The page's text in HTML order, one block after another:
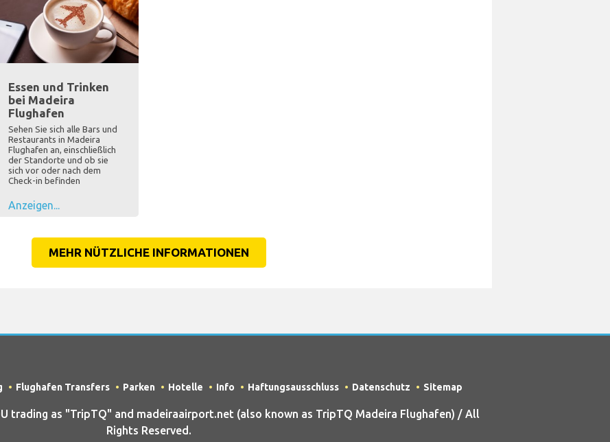
Essen und Trinken
bei Madeira
Flughafen
Sehen Sie sich alle Bars und
Restaurants in Madeira
Flughafen an, einschließlich
der Standorte und ob sie
sich vor oder nach dem
Check-in befinden
Anzeigen...
MEHR NÜTZLICHE INFORMATIONEN
Flughafen Transfers Parken Hotelle Info Haftungsausschluss Datenschutz Sitemap
trading as "TripTQ" and madeiraairport.net (also known as TripTQ Madeira Flughafen) / All
Rights Reserved.